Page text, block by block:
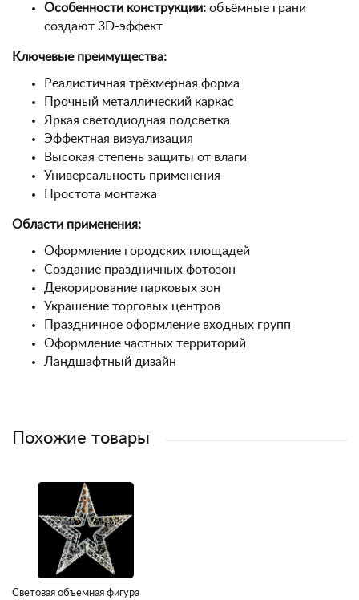
Особенности конструкции: объёмные грани
создают 3D-эффект
Ключевые преимущества:
Реалистичная трёхмерная форма
Прочный металлический каркас
Яркая светодиодная подсветка
Эффектная визуализация
Высокая степень защиты от влаги
Универсальность применения
Простота монтажа
Области применения:
Оформление городских площадей
Создание праздничных фотозон
Декорирование парковых зон
Украшение торговых центров
Праздничное оформление входных групп
Оформление частных территорий
Ландшафтный дизайн
Похожие товары
Световая объемная фигура